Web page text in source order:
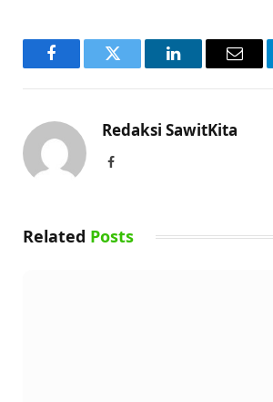
FacebookTwitter LinkedInEmail
Redaksi SawitKita
Facebook
Related Posts